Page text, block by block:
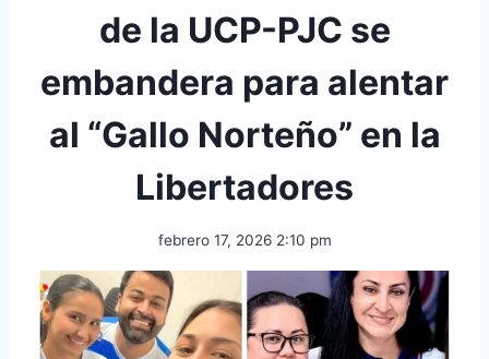
de la UCP-PJC se
embandera para alentar
al “Gallo Norteño” en la
Libertadores
febrero 17, 2026 2:10 pm